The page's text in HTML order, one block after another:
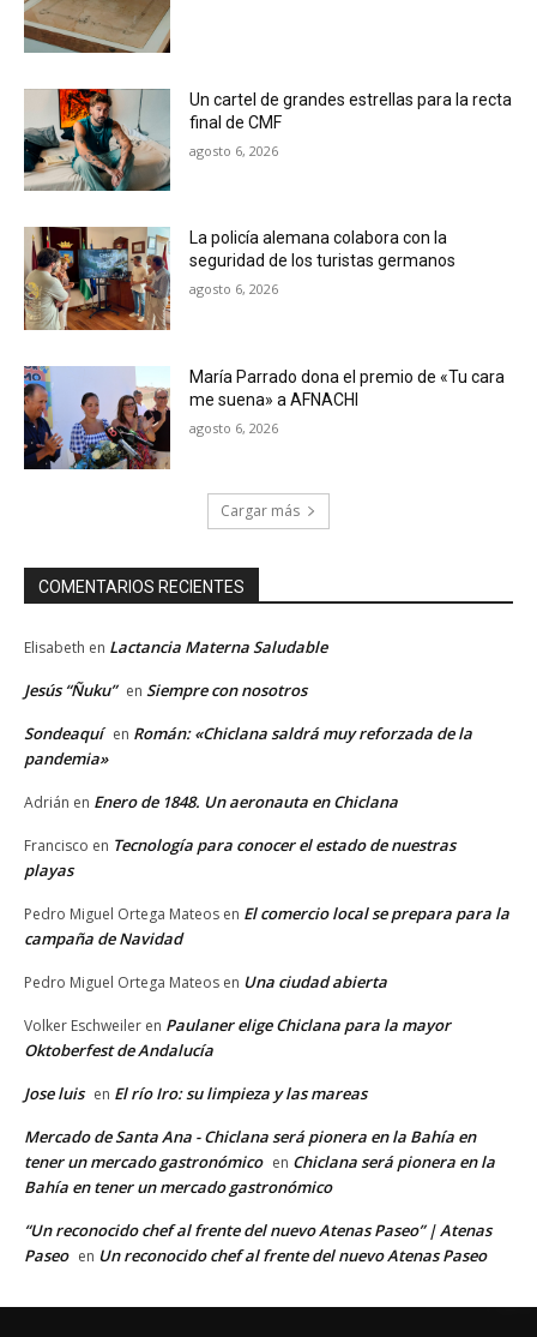
Un cartel de grandes estrellas para la recta
final de CMF
agosto 6, 2026
La policía alemana colabora con la
seguridad de los turistas germanos
agosto 6, 2026
María Parrado dona el premio de «Tu cara
me suena» a AFNACHI
agosto 6, 2026
Cargar más
COMENTARIOS RECIENTES
Elisabeth en Lactancia Materna Saludable
Jesús “Ñuku” en Siempre con nosotros
Sondeaquí en Román: «Chiclana saldrá muy reforzada de la
pandemia»
Adrián en Enero de 1848. Un aeronauta en Chiclana
Francisco en Tecnología para conocer el estado de nuestras
playas
Pedro Miguel Ortega Mateos en El comercio local se prepara para la
campaña de Navidad
Pedro Miguel Ortega Mateos en Una ciudad abierta
Volker Eschweiler en Paulaner elige Chiclana para la mayor
Oktoberfest de Andalucía
Jose luis en El río Iro: su limpieza y las mareas
Mercado de Santa Ana - Chiclana será pionera en la Bahía en
tener un mercado gastronómico en Chiclana será pionera en la
Bahía en tener un mercado gastronómico
“Un reconocido chef al frente del nuevo Atenas Paseo” | Atenas
Paseo en Un reconocido chef al frente del nuevo Atenas Paseo